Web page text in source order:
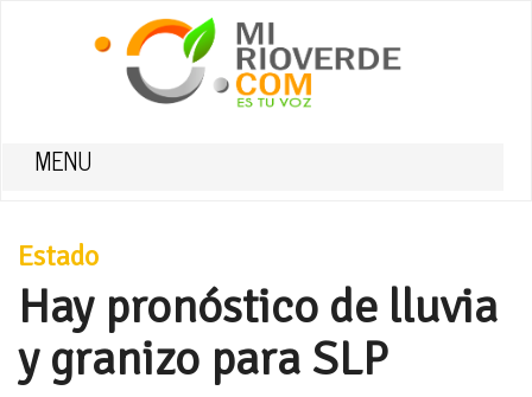
MENU
Estado
Hay pronóstico de lluvia
y granizo para SLP